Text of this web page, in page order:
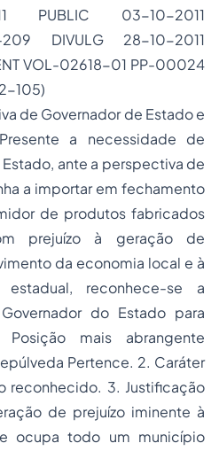
PUBLIC 03-10-2011
209 DIVULG 28-10-2011
VOL-02618-01 PP-00024
105)
de Governador de Estado e
a necessidade de
ante a perspectiva de
a importar em fechamento
de produtos fabricados
prejuízo à geração de
da economia local e à
estadual, reconhece-se a
do Estado para
mais abrangente
Pertence. 2. Caráter
reconhecido. 3. Justificação
de prejuízo iminente à
ocupa todo um município